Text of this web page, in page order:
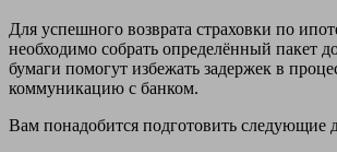
Для успешного возврата страховки по
необходимо собрать определённый пакет
бумаги помогут избежать задержек в
коммуникацию с банком.
Вам понадобится подготовить следующие